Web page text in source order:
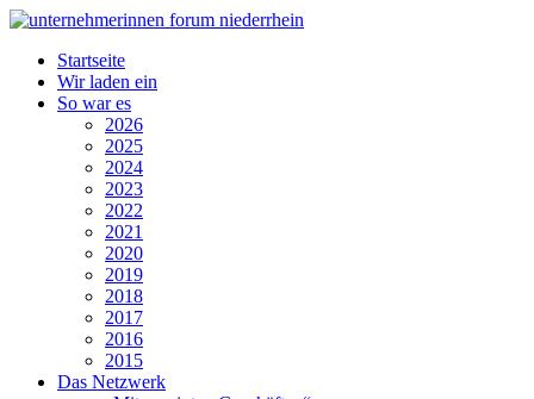
Startseite
Wir laden ein
So war es
2026
2025
2024
2023
2022
2021
2020
2019
2018
2017
2016
2015
Das Netzwerk